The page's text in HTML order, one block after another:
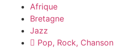
Afrique
Bretagne
Jazz
Pop, Rock, Chanson